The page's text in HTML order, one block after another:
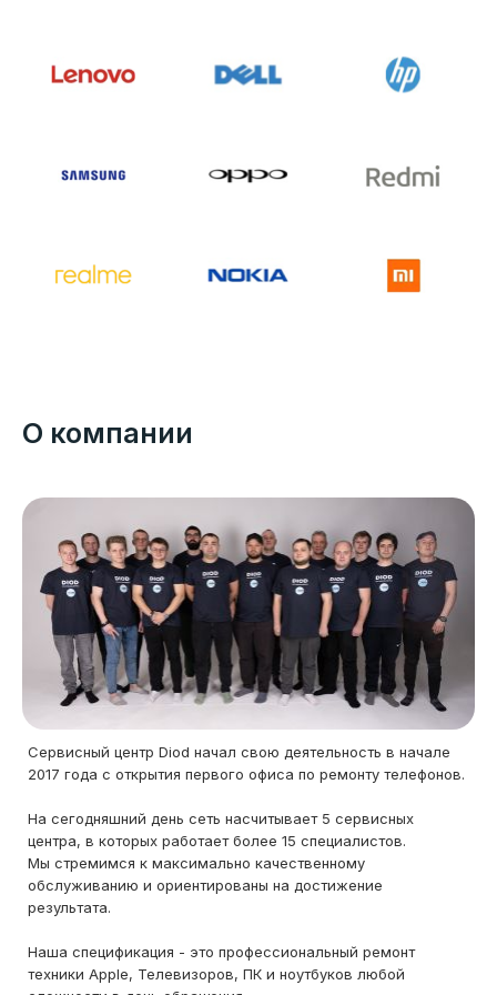
О компании
Сервисный центр Diod начал свою деятельность в начале
2017 года с открытия первого офиса по ремонту телефонов.
На сегодняшний день сеть насчитывает 5 сервисных
центра, в которых работает более 15 специалистов.
Мы стремимся к максимально качественному
обслуживанию и ориентированы на достижение
результата.
Наша спецификация - это профессиональный ремонт
техники Apple, Телевизоров, ПК и ноутбуков любой